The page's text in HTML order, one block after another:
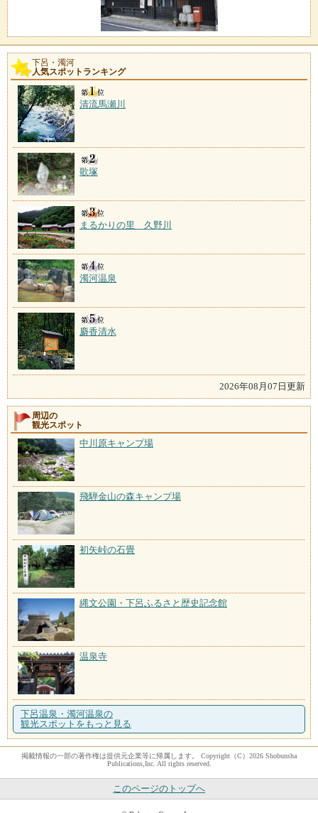
下呂・濁河
人気スポットランキング
清流馬瀬川
歌塚
まるかりの里 久野川
濁河温泉
麝香清水
2026年08月07日更新
周辺の
観光スポット
中川原キャンプ場
飛騨金山の森キャンプ場
初矢峠の石畳
縄文公園・下呂ふるさと歴史記念館
温泉寺
下呂温泉・濁河温泉の
観光スポットをもっと見る
掲載情報の一部の著作権は提供元企業等に帰属します。 Copyright（C）2026 Shobunsha
Publications,Inc. All rights reserved.
このページのトップへ